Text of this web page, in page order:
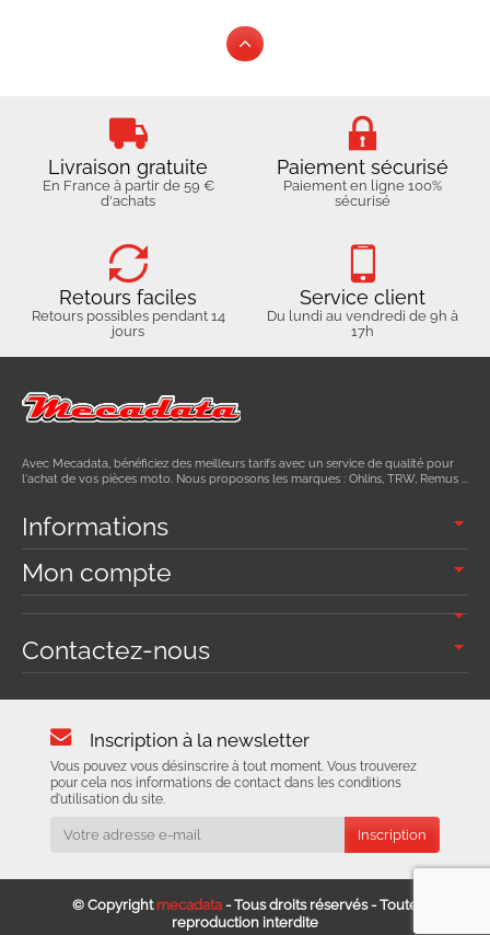
Livraison gratuite
En France à partir de 59 €
d'achats
Paiement sécurisé
Paiement en ligne 100%
sécurisé
Retours faciles
Retours possibles pendant 14
jours
Service client
Du lundi au vendredi de 9h à
17h
Avec Mecadata, bénéficiez des meilleurs tarifs avec un service de qualité pour
l'achat de vos pièces moto. Nous proposons les marques : Ohlins, TRW, Remus ...
Informations
Mon compte
Contactez-nous
Inscription à la newsletter
Vous pouvez vous désinscrire à tout moment. Vous trouverez
pour cela nos informations de contact dans les conditions
d'utilisation du site.
© Copyright mecadata - Tous droits réservés - Toute
reproduction interdite